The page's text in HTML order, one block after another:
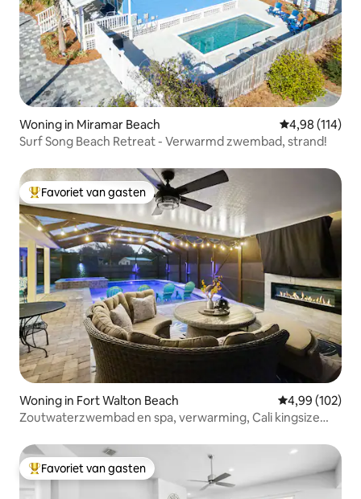
Woning in Miramar Beach Gemiddelde
4,98 (114)
Surf Song Beach Retreat - Verwarmd zwembad, strand!
Topfavoriet van gasten
Favoriet van gasten
Woning in Fort Walton Beach Gemiddelde
4,99 (102)
Zoutwaterzwembad en spa, verwarming, Cali kingsize
Topfavoriet van gasten
Favoriet van gasten